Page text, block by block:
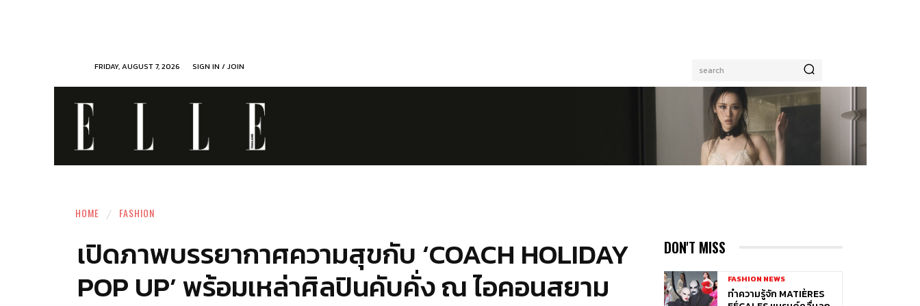
FRIDAY, AUGUST 7, 2026 search
SIGN IN / JOIN
HOME FASHION
เปิดภาพบรรยากาศความสุขกับ ‘COACH HOLIDAY
POP UP’ พร้อมเหล่าศิลปินคับคั่ง ณ ไอคอนสยาม
DON'T MISS
FASHION NEWS
ทำความรู้จัก MATIÈRES